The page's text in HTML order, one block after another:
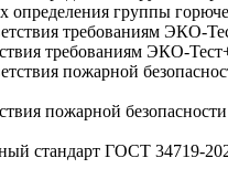
определения группы
требованиям ЭКО-
пожарной